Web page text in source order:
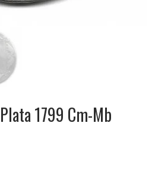
1799 Cm-Mb